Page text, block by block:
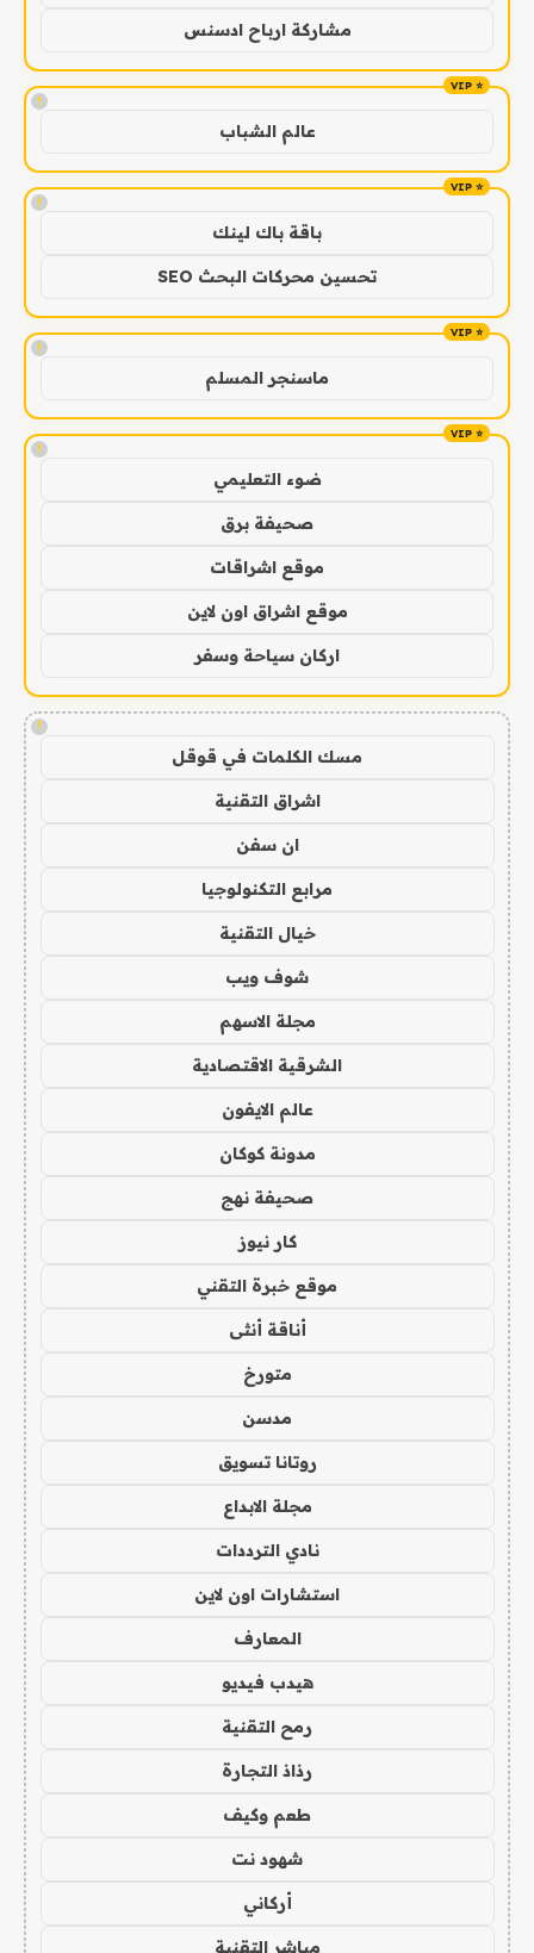
مشاركة ارباح ادسنس
!
عالم الشباب
!
باقة باك لينك
تحسين محركات البحث SEO
!
ماسنجر المسلم
!
ضوء التعليمي
صحيفة برق
موقع اشراقات
موقع اشراق اون لاين
اركان سياحة وسفر
!
مسك الكلمات في قوقل
اشراق التقنية
ان سفن
مرابع التكنولوجيا
خيال التقنية
شوف ويب
مجلة الاسهم
الشرقية الاقتصادية
عالم الايفون
مدونة كوكان
صحيفة نهج
كار نيوز
موقع خبرة التقني
أناقة أنثى
متورخ
مدسن
روتانا تسويق
مجلة الابداع
نادي الترددات
استشارات اون لاين
المعارف
هيدب فيديو
رمح التقنية
رذاذ التجارة
طعم وكيف
شهود نت
أركاني
مباشر التقنية